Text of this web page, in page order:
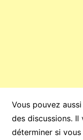
Vous pouvez
des discussions.
déterminer si